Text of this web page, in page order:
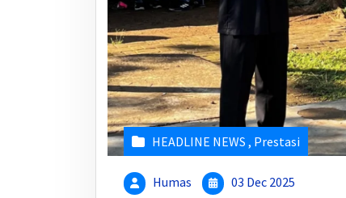
HEADLINE NEWS , Prestasi
Humas 03 Dec 2025